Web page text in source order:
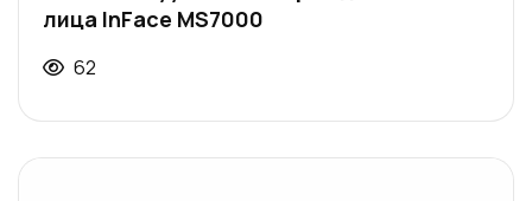
лица InFace MS7000
62